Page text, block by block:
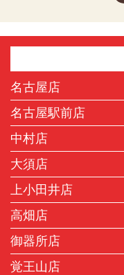
名古屋店
名古屋駅前店
中村店
大須店
上小田井店
高畑店
御器所店
覚王山店